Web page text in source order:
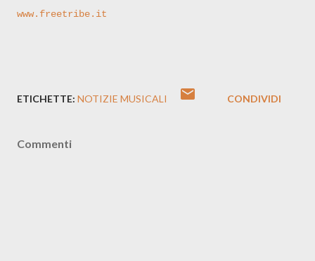
www.freetribe.it
ETICHETTE: NOTIZIE MUSICALI CONDIVIDI
Commenti